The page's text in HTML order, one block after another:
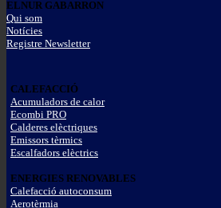
ELNUR GABARRON
Qui som
Notícies
Registre Newsletter
CALEFACCIÓ
Acumuladors de calor
Ecombi PRO
Calderes elèctriques
Emissors tèrmics
Escalfadors elèctrics
ENERGIES RENOVABLES
Calefacció autoconsum
Aerotèrmia